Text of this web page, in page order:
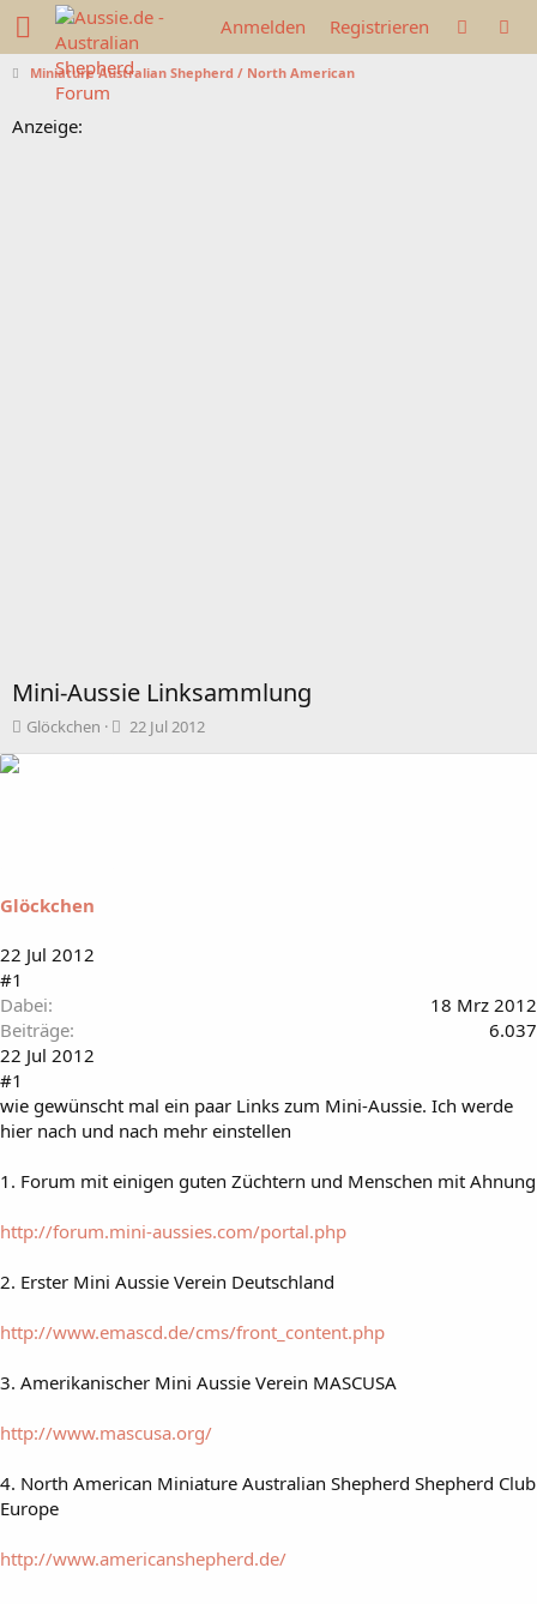
Anmelden Registrieren
Miniature Australian Shepherd / North American
Anzeige:
Mini-Aussie Linksammlung
T
a
r
e
Glöckchen
B
22 Jul 2012
Glöckchen
22 Jul 2012
#1
Dabei
18 Mrz 2012
Beiträge
6.037
22 Jul 2012
#1
wie gewünscht mal ein paar Links zum Mini-Aussie. Ich werde
hier nach und nach mehr einstellen
1. Forum mit einigen guten Züchtern und Menschen mit Ahnung
http://forum.mini-aussies.com/portal.php
2. Erster Mini Aussie Verein Deutschland
http://www.emascd.de/cms/front_content.php
3. Amerikanischer Mini Aussie Verein MASCUSA
http://www.mascusa.org/
4. North American Miniature Australian Shepherd Shepherd Club
Europe
http://www.americanshepherd.de/